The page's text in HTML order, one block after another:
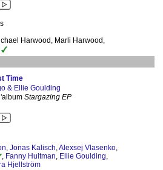
Harwood, Marli Harwood,
Time
& Ellie Goulding
Stargazing EP
, Jonas Kalisch,Alexsej Vlasenko,
, Fanny Hultman, Ellie Goulding,
Hjellström